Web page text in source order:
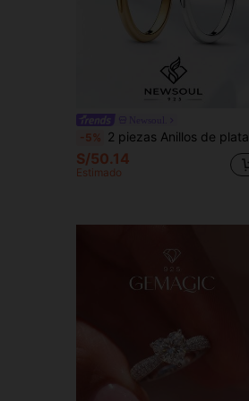
-5% 2 piezas Anillos de plata de ley 925 con diseño vintage único de sol y luna, anillos casuales, regalo de joyería elegante para mujeres, cumpleaños, cita
S/50.14
Estimado